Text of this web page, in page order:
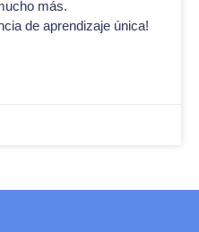
más.
de aprendizaje única!